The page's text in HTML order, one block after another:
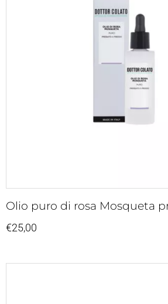
Olio puro di rosa Mosqueta
€25,00